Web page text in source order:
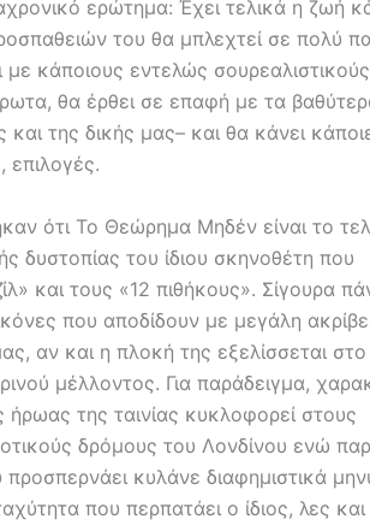
ερώτημα: Έχει τελικά η ζωή
του θα μπλεχτεί σε πολύ
με κάποιους εντελώς σουρεαλιστικούς
θα έρθει σε επαφή με τα
της δικής μας– και θα κάνει
ότι Το Θεώρημα Μηδέν είναι το
δυστοπίας του ίδιου σκηνοθέτη που
και τους «12 πιθήκους». Σίγουρα
που αποδίδουν με μεγάλη
αν και η πλοκή της εξελίσσεται
μέλλοντος. Για παράδειγμα,
ήρωας της ταινίας κυκλοφορεί στους
δρόμους του Λονδίνου ενώ
κυλάνε διαφημιστικά
που περπατάει ο ίδιος, λες